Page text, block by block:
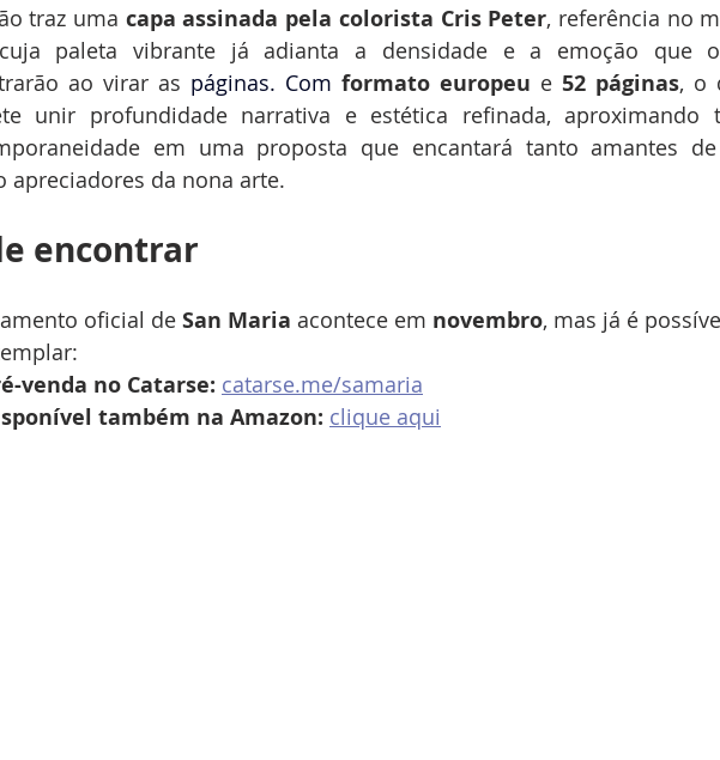
traz uma capa assinada pela colorista Cris Peter, referência no
paleta vibrante já adianta a densidade e a emoção que
ao virar as páginas. Com formato europeu e 52 páginas, o
unir profundidade narrativa e estética refinada, aproximando
em uma proposta que encantará tanto amantes
apreciadores da nona arte.
encontrar
oficial de San Maria acontece em novembro, mas já é
venda no Catarse: catarse.me/samaria
também na Amazon: clique aqui